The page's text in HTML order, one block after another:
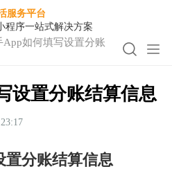
服务平台
程序一站式解决方案
App如何填写设置分账
设置分账结算信息
置分账结算信息